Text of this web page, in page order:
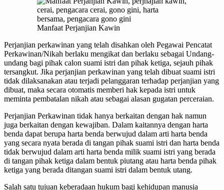
Manfaat Perjanjian Kawin
Perjanjian perkawinan yang telah disahkan oleh Pegawai Pencatat
Perkawinan/Nikah berlaku mengikat dan berlaku sebagai Undang-
undang bagi pihak calon suami istri dan pihak ketiga, sejauh pihak
tersangkut. Jika perjanjian perkawinan yang telah dibuat suami istri
tidak dilaksanakan atau terjadi pelanggaran terhadap perjanjian yang
dibuat, maka secara otomatis memberi hak kepada istri untuk
meminta pembatalan nikah atau sebagai alasan gugatan perceraian.
Perjanjian Perkawinan tidak hanya berkaitan dengan hak namun
juga berkaitan dengan kewajiban. Dalam kaitannya dengan harta
benda dapat berupa harta benda berwujud dalam arti harta benda
yang secara nyata berada di tangan pihak suami istri dan harta benda
tidak berwujud dalam arti harta benda milik suami istri yang berada
di tangan pihak ketiga dalam bentuk piutang atau harta benda pihak
ketiga yang berada ditangan suami istri dalam bentuk utang.
Salah satu tujuan keberadaan hukum bagi kehidupan manusia